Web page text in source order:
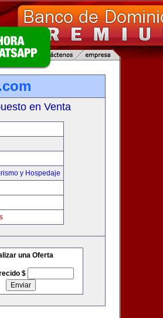
en Venta
y Hospedaje
una Oferta
$